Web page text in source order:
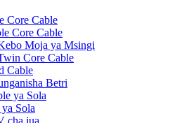
Core Cable
Core Cable
Moja ya Msingi
Core Cable
Cable
Betri
ya Sola
Sola
cha jua